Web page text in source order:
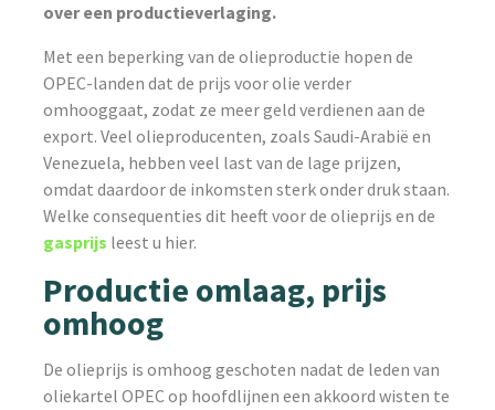
over een productieverlaging.
Met een beperking van de olieproductie hopen de
OPEC-landen dat de prijs voor olie verder
omhooggaat, zodat ze meer geld verdienen aan de
export. Veel olieproducenten, zoals Saudi-Arabië en
Venezuela, hebben veel last van de lage prijzen,
omdat daardoor de inkomsten sterk onder druk staan.
Welke consequenties dit heeft voor de olieprijs en de
gasprijs leest u hier.
Productie omlaag, prijs
omhoog
De olieprijs is omhoog geschoten nadat de leden van
oliekartel OPEC op hoofdlijnen een akkoord wisten te